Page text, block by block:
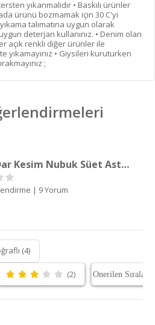
yıkanmalıdır • Baskılı ürünler
ürünü bozmamak için 30 C'yi
talımatına uygun olarak
deterjan kullanınız. • Denim olan
açık renkli diğer ürünler ile
yıkamayınız • Giysileri kuruturken
;
Erkek Dar Kesim Nubuk Süet Astarsız Likralı Su Itici Kolej Ceket
| 9 Yorum
(4)
(2)